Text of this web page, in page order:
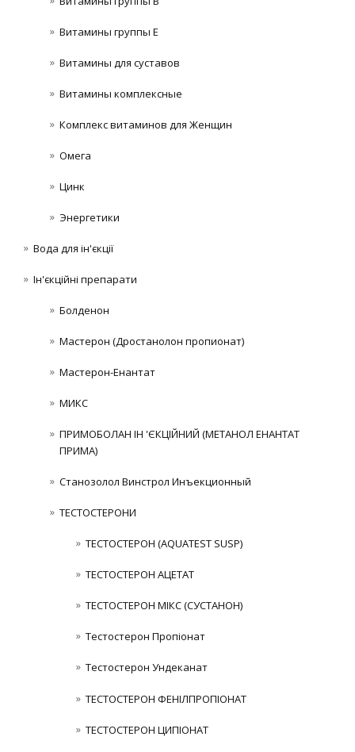
Витамины группы Е
Витамины для суставов
Витамины комплексные
Комплекс витаминов для Женщин
Омега
Цинк
Энергетики
Вода для ін'єкції
Ін'єкційні препарати
Болденон
Мастерон (Дростанолон пропионат)
Мастерон-Енантат
МИКС
ПРИМОБОЛАН ІН 'ЄКЦІЙНИЙ (МЕТАНОЛ ЕНАНТАТ
ПРИМА)
Станозолол Винстрол Инъекционный
ТЕСТОСТЕРОНИ
ТЕСТОСТЕРОН (AQUATEST SUSP)
ТЕСТОСТЕРОН АЦЕТАТ
ТЕСТОСТЕРОН МІКС (СУСТАНОН)
Тестостерон Пропіонат
Тестостерон Ундеканат
ТЕСТОСТЕРОН ФЕНІЛПРОПІОНАТ
ТЕСТОСТЕРОН ЦИПІОНАТ